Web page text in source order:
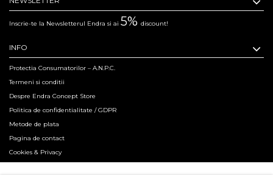
Inscrie-te la Newsletterul Endra si ai 5% discount!
INFO
Protectia Consumatorilor – A.N.P.C.
Termeni si conditii
Despre Endra Concept Store
Politica de confidentialitate / GDPR
Metode de plata
Pagina de contact
Cookies & Privacy